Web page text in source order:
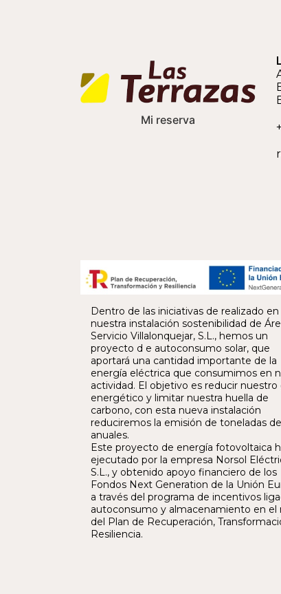
Mi reserva
Dentro de las iniciativas de realizado en
nuestra instalación sostenibilidad de
Servicio Villalonquejar, S.L., hemos un
proyecto d e autoconsumo solar, que
aportará una cantidad importante de la
energía eléctrica que consumimos en
actividad. El objetivo es reducir nuestro
energético y limitar nuestra huella de
carbono, con esta nueva instalación
reduciremos la emisión de toneladas
anuales.
Este proyecto de energía fotovoltaica
ejecutado por la empresa Norsol
S.L., y obtenido apoyo financiero de los
Fondos Next Generation de la Unión
a través del programa de incentivos
autoconsumo y almacenamiento en el
del Plan de Recuperación,
Resiliencia.